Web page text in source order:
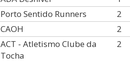
Porto Sentido Runners
2
CAOH
2
ACT - Atletismo Clube da
Tocha
2